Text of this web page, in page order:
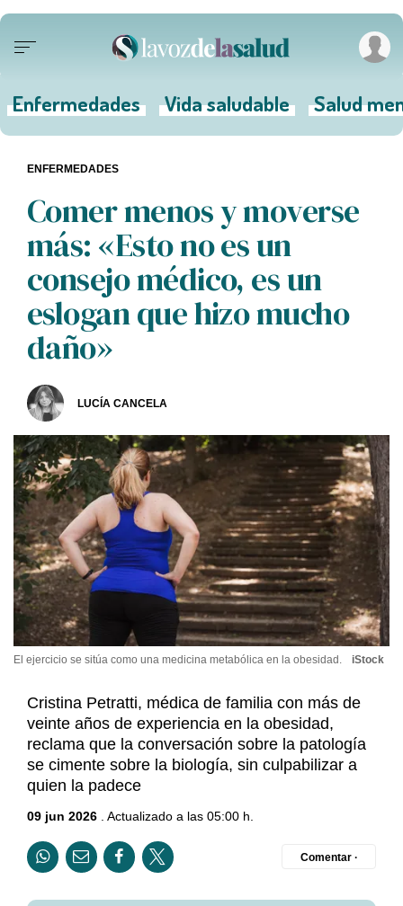
Enfermedades Vida saludable Salud
Comer menos y moverse
más: «Esto no es un
consejo médico, es un
eslogan que hizo mucho
daño»
LUCÍA CANCELA
ENFERMEDADES
El ejercicio se sitúa como una medicina metabólica en la obesidad. iStock
Cristina Petratti, médica de familia con más de
veinte años de experiencia en la obesidad,
reclama que la conversación sobre la patología
se cimente sobre la biología, sin culpabilizar a
quien la padece
09 jun 2026 . Actualizado a las 05:00 h.
Comentar ·